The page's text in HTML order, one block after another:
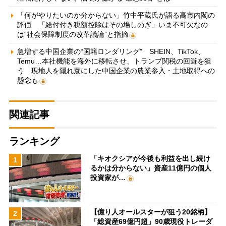
「何がやりたいのか分からない」竹中平蔵氏が語る高市内閣の
評価 「給付付き税額控除はその場しのぎ」いま不可欠なの
は“社会保障制度の改革議論”と指摘
急増する中国企業の“国籍ロンダリング” SHEIN、TikTok、
Temu…本社機能を海外に移転させ、トランプ関税の回避を狙
う 現地人を隠れ蓑にした中国企業の農業参入・土地取得への
懸念も
関連記事
ランキング
1
「キオクシアが今後も利益を出し続け
るかは分からない」資産11億円の個人
投資家が…
2
【億り人オールスターが狙う20銘柄】
「総資産69億円超」90歳現役トレーダ